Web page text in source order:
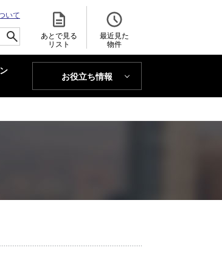
いて
あとで見る
リスト
最近見た
物件
お役立ち情報
MAJOR'S BLOG